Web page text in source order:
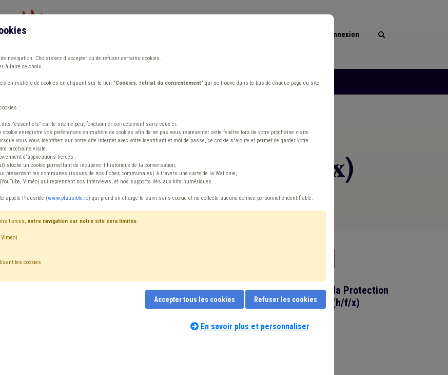
Connexion
Publications Outils Fiches communales L'ASBL
x)
des Données (h/f/x)
Délégué(e) à la Protection
des Données (h/f/x)
Statut
navigation. Choisissez d'accepter ou de refuser certains cookies.
à faire ce choix.
en matière de cookies en cliquant sur le lien "Cookies: retrait du consentement" qui se trouve dans le bas de chaque page du site
:
dits "essentiels" car le site ne peut fonctionner correctement sans ceux-ci:
cookie enregistre vos préférences en matière de cookies afin de ne pas vous représenter cette fenêtre lors de votre prochaine visite.
vous vous identifiez sur notre site internet avec votre identifiant et mot de passe, ce cookie s'ajoute et permet de garder votre
prochaine visite.
d'applications tierces :
stocke un cookie permettant de récupérer l'historique de la conversation;
présentent les communes (issues de nos fiches communales) à travers une carte de la Wallonie;
Viméo) qui reprennent nos interviews, et nos supports liés aux kits numériques.
appelé Plausible (www.plausible.io) qui prend en charge le suivi sans cookie et ne collecte aucune donnée personnelle identifiable.
tierces, votre navigation sur notre site sera limitée.
les cookies
Accepter tous les cookies Refuser les cookies
En savoir plus et personnaliser